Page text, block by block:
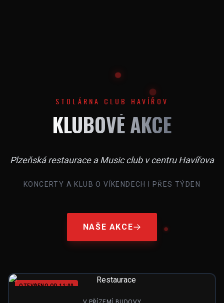
STOLÁRNA CLUB HAVÍŘOV
KLUBOVÉ AKCE
Plzeňská restaurace a Music club v centru Havířova
KONCERTY A KLUB O VÍKENDECH I PŘES TÝDEN
NAŠE AKCE
OTEVŘENO OD 11:00